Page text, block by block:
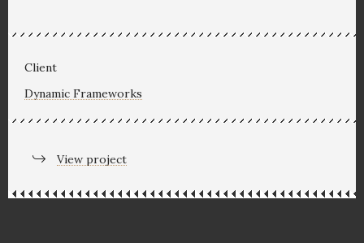
Client
Dynamic Frameworks
View project